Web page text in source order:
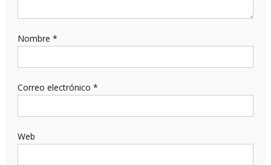
Nombre *
Correo electrónico *
Web